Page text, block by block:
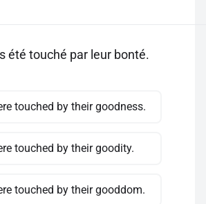
été touché par leur bonté.
touched by their goodness.
touched by their goodity.
touched by their gooddom.